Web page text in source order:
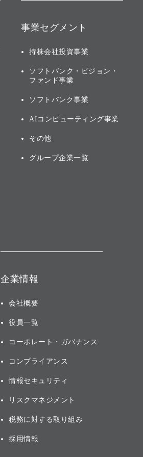
事業セグメント
持株会社投資事業
ソフトバンク・ビジョン・
ファンド事業
ソフトバンク事業
AIコンピューティング事業
その他
グループ企業一覧
企業情報
会社概要
役員一覧
コーポレート・ガバナンス
コンプライアンス
情報セキュリティ
リスクマネジメント
税務に対する取り組み
採用情報